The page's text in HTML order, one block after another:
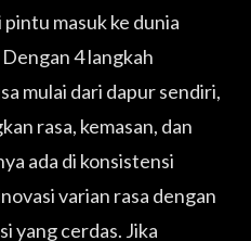
pintu masuk ke dunia
4 langkah
mulai dari dapur sendiri,
rasa, kemasan, dan
ada di konsistensi
varian rasa dengan
yang cerdas. Jika